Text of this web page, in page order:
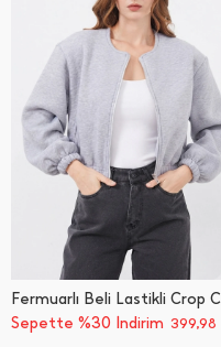
Sepette %30 İndirim 399,98